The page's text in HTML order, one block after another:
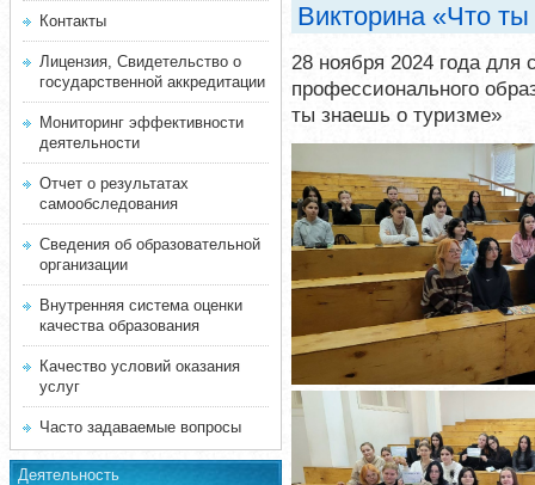
Контакты
Лицензия, Свидетельство о
государственной аккредитации
Мониторинг эффективности
деятельности
Отчет о результатах
самообследования
Сведения об образовательной
организации
Внутренняя система оценки
качества образования
Качество условий оказания
услуг
Часто задаваемые вопросы
Деятельность
Викторина «Что
28 ноября 2024 года для
профессионального
ты знаешь о туризме»